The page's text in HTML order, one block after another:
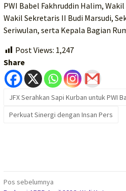
PWI Babel Fakhruddin Halim,
Wakil Sekretaris II Budi Marsudi,
Seriwulan, serta Kepala Bagian
Post Views: 1,247
Share
JFX Serahkan Sapi Kurban untuk PWI
Perkuat Sinergi dengan Insan Pers
Navigasi
Pos sebelumnya